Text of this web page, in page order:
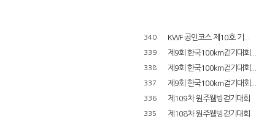
340 KWF 공인코스 제10호 기...
339 제9회 한국100km걷기대회...
338 제9회 한국100km걷기대회...
337 제9회 한국100km걷기대회...
336 제109차 원주웰빙걷기대회
335 제108차 원주웰빙걷기대회